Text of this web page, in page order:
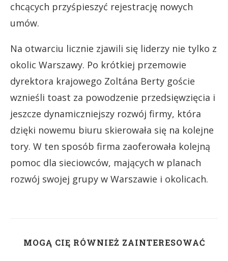
chcących przyśpieszyć rejestrację nowych
umów.
Na otwarciu licznie zjawili się liderzy nie tylko z
okolic Warszawy. Po krótkiej przemowie
dyrektora krajowego Zoltána Berty goście
wznieśli toast za powodzenie przedsięwzięcia i
jeszcze dynamiczniejszy rozwój firmy, która
dzięki nowemu biuru skierowała się na kolejne
tory. W ten sposób firma zaoferowała kolejną
pomoc dla sieciowców, mających w planach
rozwój swojej grupy w Warszawie i okolicach.
MOGĄ CIĘ RÓWNIEŻ ZAINTERESOWAĆ